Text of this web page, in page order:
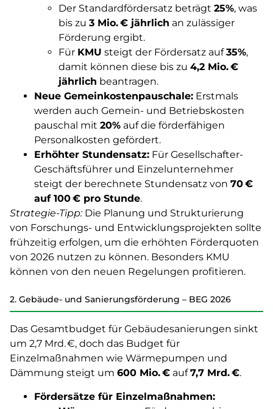
Der Standardfördersatz beträgt 25%, was
bis zu 3 Mio. € jährlich an zulässiger
Förderung ergibt.
Für KMU steigt der Fördersatz auf35%,
damit können diese bis zu 4,2 Mio. €
jährlich beantragen.
Neue Gemeinkostenpauschale: Erstmals
werden auch Gemein- und Betriebskosten
pauschal mit 20% auf die förderfähigen
Personalkosten gefördert.
Erhöhter Stundensatz: Für Gesellschafter-
Geschäftsführer und Einzelunternehmer
steigt der berechnete Stundensatz von 70 €
auf 100 € pro Stunde.
Strategie-Tipp:Die Planung und Strukturierung
von Forschungs- und Entwicklungsprojekten sollte
frühzeitig erfolgen, um die erhöhten Förderquoten
von 2026 nutzen zu können. Besonders KMU
können von den neuen Regelungen profitieren.
2. Gebäude- und Sanierungsförderung – BEG 2026
Das Gesamtbudget für Gebäudesanierungen sinkt
um 2,7 Mrd. €, doch das Budget für
Einzelmaßnahmen wie Wärmepumpen und
Dämmung steigt um 600 Mio. € auf7,7 Mrd. €.
Fördersätze für Einzelmaßnahmen: